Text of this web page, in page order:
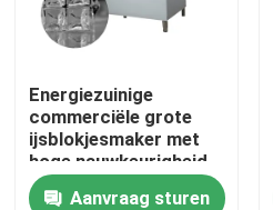
Huis
Producten
Energiezuinige
commerciële grote
ijsblokjesmaker met
hoge nauwkeurigheid
automatisch
Aanvraag sturen